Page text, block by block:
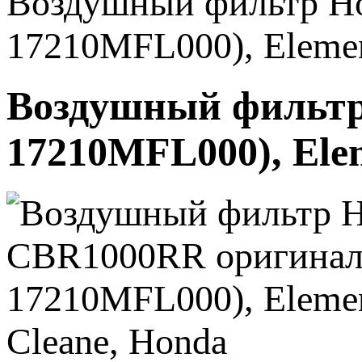
17210MFL000),
Воздушный
17210MFL000),